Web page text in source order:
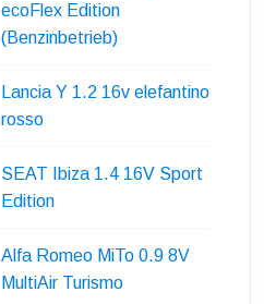
ecoFlex Edition
(Benzinbetrieb)
Lancia Y 1.2 16v elefantino
rosso
SEAT Ibiza 1.4 16V Sport
Edition
Alfa Romeo MiTo 0.9 8V
MultiAir Turismo